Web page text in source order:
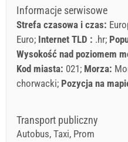
Informacje serwisowe
Strefa czasowa i czas:
Euro Internet TLD : .hr
Wysokość nad poziomem
Kod miasta: 021 Morza:
chorwacki Pozycja na
Transport publiczny
Autobus, Taxi, Prom